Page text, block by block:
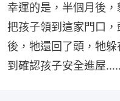
幸運的是，半個月後
把孩子領到這家門口
後，牠還回了頭，牠
到確認孩子安全進屋